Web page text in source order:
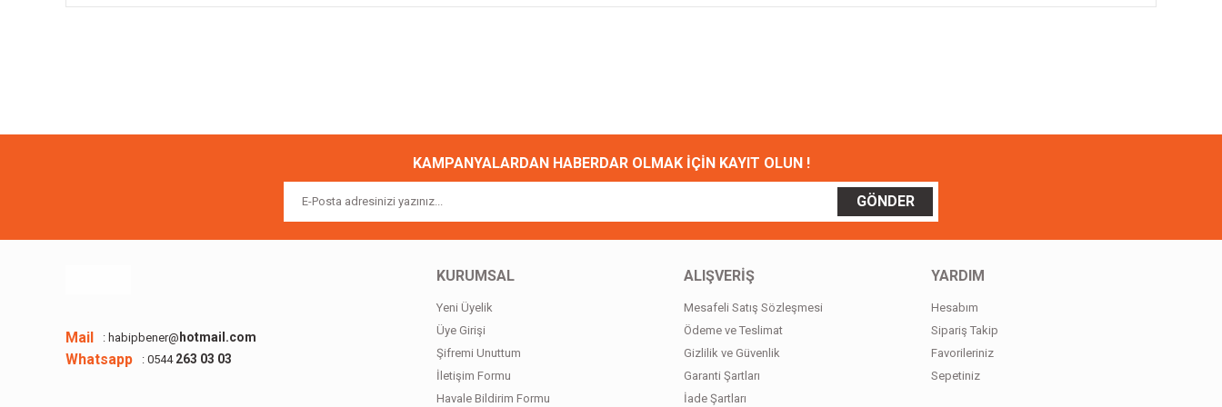
Bu ürüne benzer farklı alternatifler olmalı.
KAMPANYALARDAN HABERDAR OLMAK İÇİN KAYIT OLUN !
GÖNDER
Mail : habipbener@ hotmail.com
Whatsapp : 0544263 03 03
KURUMSAL
Yeni Üyelik
Üye Girişi
Şifremi Unuttum
İletişim Formu
Havale Bildirim Formu
ALIŞVERİŞ
Mesafeli Satış Sözleşmesi
Ödeme ve Teslimat
Gizlilik ve Güvenlik
Garanti Şartları
İade Şartları
YARDIM
Hesabım
Sipariş Takip
Favorileriniz
Sepetiniz